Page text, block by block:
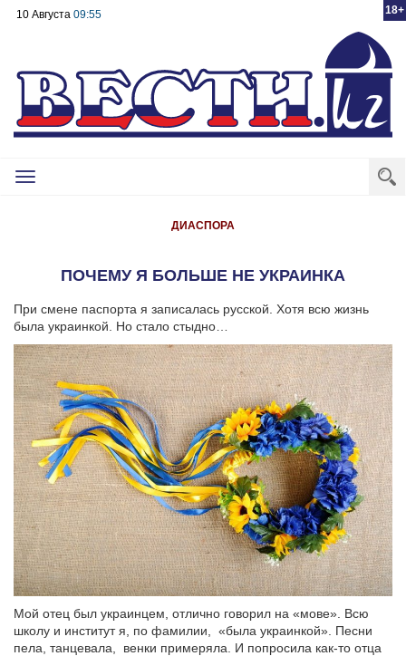
18+
10 Августа 09:55
Toggle
ДИАСПОРА
ПОЧЕМУ Я БОЛЬШЕ НЕ УКРАИНКА
При смене паспорта я записалась русской. Хотя всю жизнь
была украинкой. Но стало стыдно…
Мой отец был украинцем, отлично говорил на «мове». Всю
школу и институт я, по фамилии, «была украинкой». Песни
пела, танцевала, венки примеряла. И попросила как-то отца